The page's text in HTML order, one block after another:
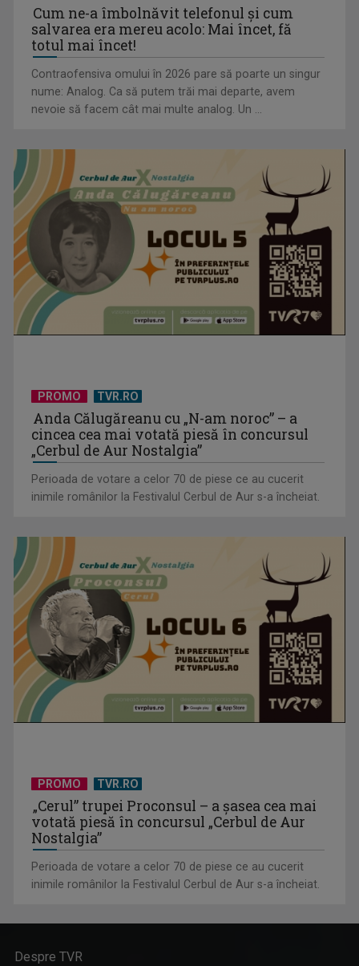
Cum ne-a îmbolnăvit telefonul și cum
salvarea era mereu acolo: Mai încet, fă
totul mai încet!
Contraofensiva omului în 2026 pare să poarte un singur
nume: Analog. Ca să putem trăi mai departe, avem
nevoie să facem cât mai multe analog. Un ...
PROMO TVR.RO
Anda Călugăreanu cu „N-am noroc” – a
cincea cea mai votată piesă în concursul
„Cerbul de Aur Nostalgia”
Perioada de votare a celor 70 de piese ce au cucerit
inimile românilor la Festivalul Cerbul de Aur s-a încheiat.
PROMO TVR.RO
„Cerul” trupei Proconsul – a şasea cea mai
votată piesă în concursul „Cerbul de Aur
Nostalgia”
Perioada de votare a celor 70 de piese ce au cucerit
inimile românilor la Festivalul Cerbul de Aur s-a încheiat.
Despre TVR